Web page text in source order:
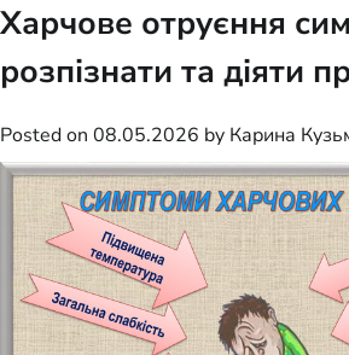
Харчове отруєння
розпізнати та діяти
Posted on 08.05.2026 by Карина